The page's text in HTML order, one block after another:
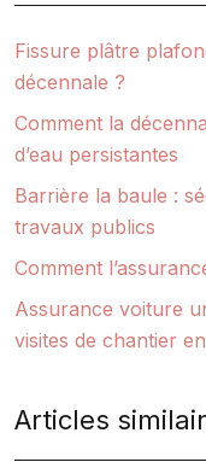
Fissure plâtre
décennale ?
Comment la
d’eau persistantes
Barrière la baule :
travaux publics
Comment
Assurance voiture
visites de chantier
Articles